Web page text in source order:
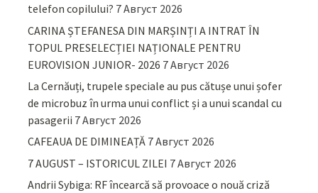
telefon copilului? 7 Август 2026
CARINA ȘTEFANESA DIN MARȘINȚI A INTRAT ÎN
TOPUL PRESELECȚIEI NAȚIONALE PENTRU
EUROVISION JUNIOR- 2026 7 Август 2026
La Cernăuți, trupele speciale au pus cătușe unui șofer
de microbuz în urma unui conflict și a unui scandal cu
pasagerii 7 Август 2026
CAFEAUA DE DIMINEAȚĂ 7 Август 2026
7 AUGUST – ISTORICUL ZILEI 7 Август 2026
Andrii Sybiga: RF încearcă să provoace o nouă criză